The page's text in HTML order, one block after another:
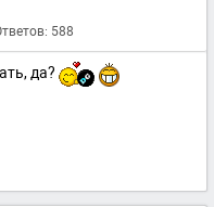
588
да?